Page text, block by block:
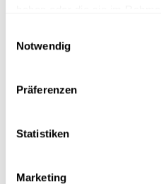
Notwendig
Präferenzen
Statistiken
Marketing
verfasst von Steffen Kiefer am
MARANGU, LEMOSHO